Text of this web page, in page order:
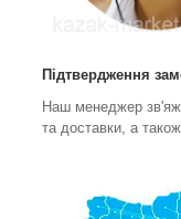
Підтвердження
Наш менеджер
та доставки, а